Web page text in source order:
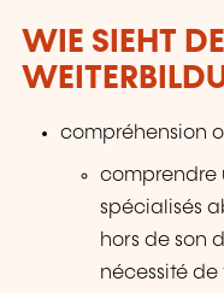
WIE SIEHT
compréhension
comprendre
spécialisés
hors de son
nécessité